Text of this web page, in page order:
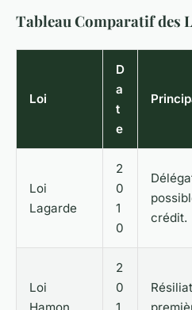
Tableau Comparatif des
Loi
D
a
t
e
Loi
Lagarde
2
0
1
0
crédit.
Loi
Hamon
2
0
1